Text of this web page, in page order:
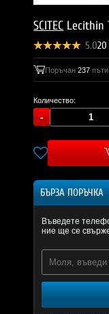
SCITEC Lecithin
5.020
Поръчан237 пъти
Количество:
БЪРЗА ПОРЪЧКА
Въведете
ние ще се